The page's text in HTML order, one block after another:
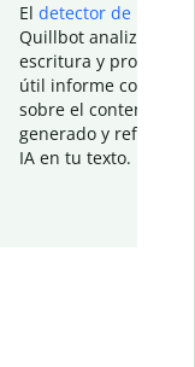
El detector de IA
Quillbot analiza tu
escritura y
útil informe con
sobre el contenido
generado y refinado
IA en tu texto.